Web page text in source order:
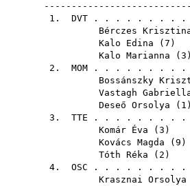
1. DVT . . . . . . . . . .
Bérczes
Kalo Edina ( 7
Kalo Marianna ( 3
2. MOM . . . . . . . . . .
Bossánszky
Vastagh
Deseő Orsolya ( 1
3. TTE . . . . . . . . . .
Komár Éva ( 3
Kovács Magda ( 9
Tóth Réka ( 2
4. OSC . . . . . . . . . .
Krasznai Orsolya